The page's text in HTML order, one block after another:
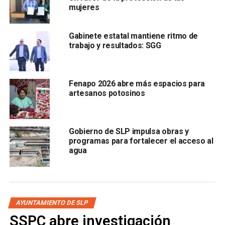
“, señaló el edil.
Galindo Ceballos informó que pondrá el tema en la
agendapara poder dialogarlo con las autoridades
estatales, y consideró que elAyuntamiento de la capital
está listo para apoyarlos y recibir el mercado si se
decide su municipalización
También lee:Ayuntamiento atiende fuga de aguas
ARTÍCULOS RELACIONADOS: AYUNTAMIENTO
GALINDO
mujeres
Gabinete estatal mantiene ritmo de
trabajo y resultados: SGG
Fenapo 2026 abre más espacios para
artesanos potosinos
Gobierno de SLP impulsa obras y
programas para fortalecer el acceso al
agua
AYUNTAMIENTO DE SLP
SSPC abre investigación